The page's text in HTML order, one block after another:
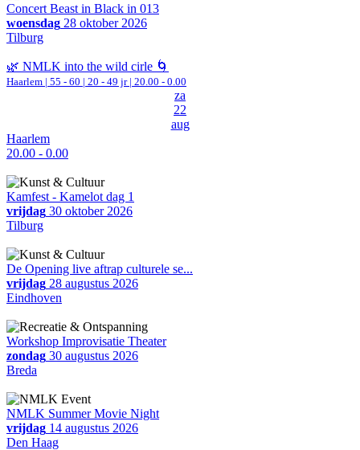
Concert Beast in Black in 013
woensdag 28 oktober 2026
Tilburg
🌿 NMLK into the wild cirle 🌀
Haarlem | 55 - 60 | 20 - 49 jr | 20.00 - 0.00
za
22
aug
Haarlem
20.00 - 0.00
Kamfest - Kamelot dag 1
vrijdag 30 oktober 2026
Tilburg
De Opening live aftrap culturele se...
vrijdag 28 augustus 2026
Eindhoven
Workshop Improvisatie Theater
zondag 30 augustus 2026
Breda
NMLK Summer Movie Night
vrijdag 14 augustus 2026
Den Haag